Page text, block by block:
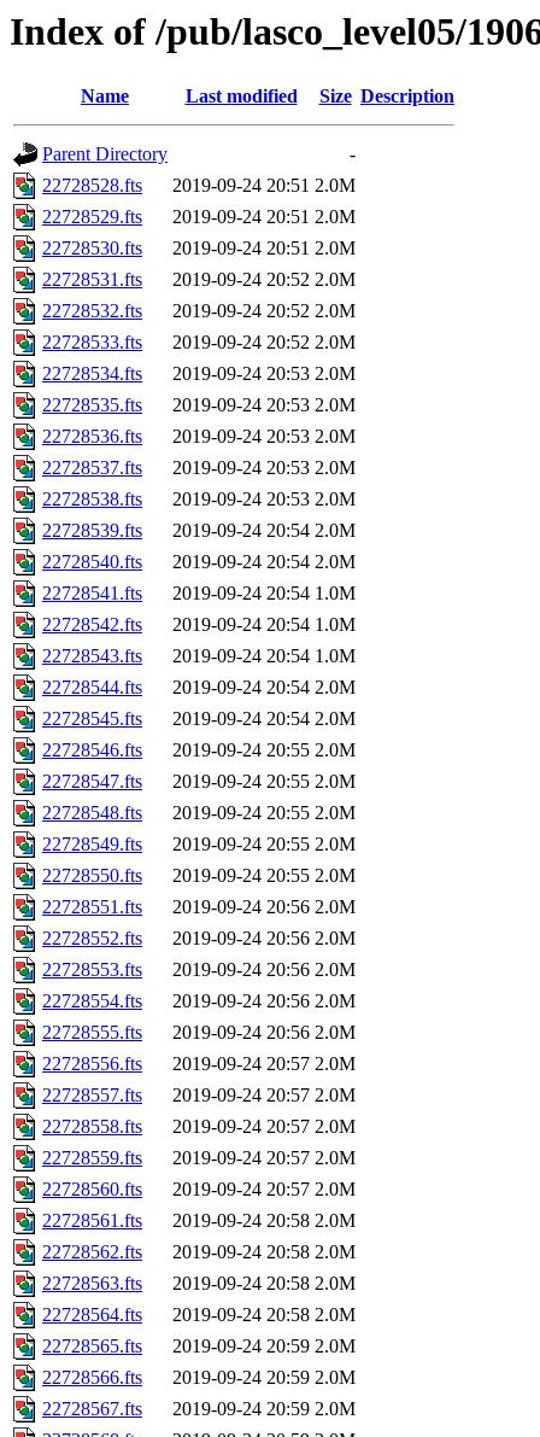
Index of /pub/lasco_level05/
Name Last modified Size Description
Parent Directory
-
22728528.fts
2019-09-24 20:51 2.0M
22728529.fts
2019-09-24 20:51 2.0M
22728530.fts
2019-09-24 20:51 2.0M
22728531.fts
2019-09-24 20:52 2.0M
22728532.fts
2019-09-24 20:52 2.0M
22728533.fts
2019-09-24 20:52 2.0M
22728534.fts
2019-09-24 20:53 2.0M
22728535.fts
2019-09-24 20:53 2.0M
22728536.fts
2019-09-24 20:53 2.0M
22728537.fts
2019-09-24 20:53 2.0M
22728538.fts
2019-09-24 20:53 2.0M
22728539.fts
2019-09-24 20:54 2.0M
22728540.fts
2019-09-24 20:54 2.0M
22728541.fts
2019-09-24 20:54 1.0M
22728542.fts
2019-09-24 20:54 1.0M
22728543.fts
2019-09-24 20:54 1.0M
22728544.fts
2019-09-24 20:54 2.0M
22728545.fts
2019-09-24 20:54 2.0M
22728546.fts
2019-09-24 20:55 2.0M
22728547.fts
2019-09-24 20:55 2.0M
22728548.fts
2019-09-24 20:55 2.0M
22728549.fts
2019-09-24 20:55 2.0M
22728550.fts
2019-09-24 20:55 2.0M
22728551.fts
2019-09-24 20:56 2.0M
22728552.fts
2019-09-24 20:56 2.0M
22728553.fts
2019-09-24 20:56 2.0M
22728554.fts
2019-09-24 20:56 2.0M
22728555.fts
2019-09-24 20:56 2.0M
22728556.fts
2019-09-24 20:57 2.0M
22728557.fts
2019-09-24 20:57 2.0M
22728558.fts
2019-09-24 20:57 2.0M
22728559.fts
2019-09-24 20:57 2.0M
22728560.fts
2019-09-24 20:57 2.0M
22728561.fts
2019-09-24 20:58 2.0M
22728562.fts
2019-09-24 20:58 2.0M
22728563.fts
2019-09-24 20:58 2.0M
22728564.fts
2019-09-24 20:58 2.0M
22728565.fts
2019-09-24 20:59 2.0M
22728566.fts
2019-09-24 20:59 2.0M
22728567.fts
2019-09-24 20:59 2.0M